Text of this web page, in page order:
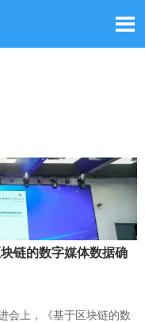

链的数字媒体数据确
会上，《基于区块链的数